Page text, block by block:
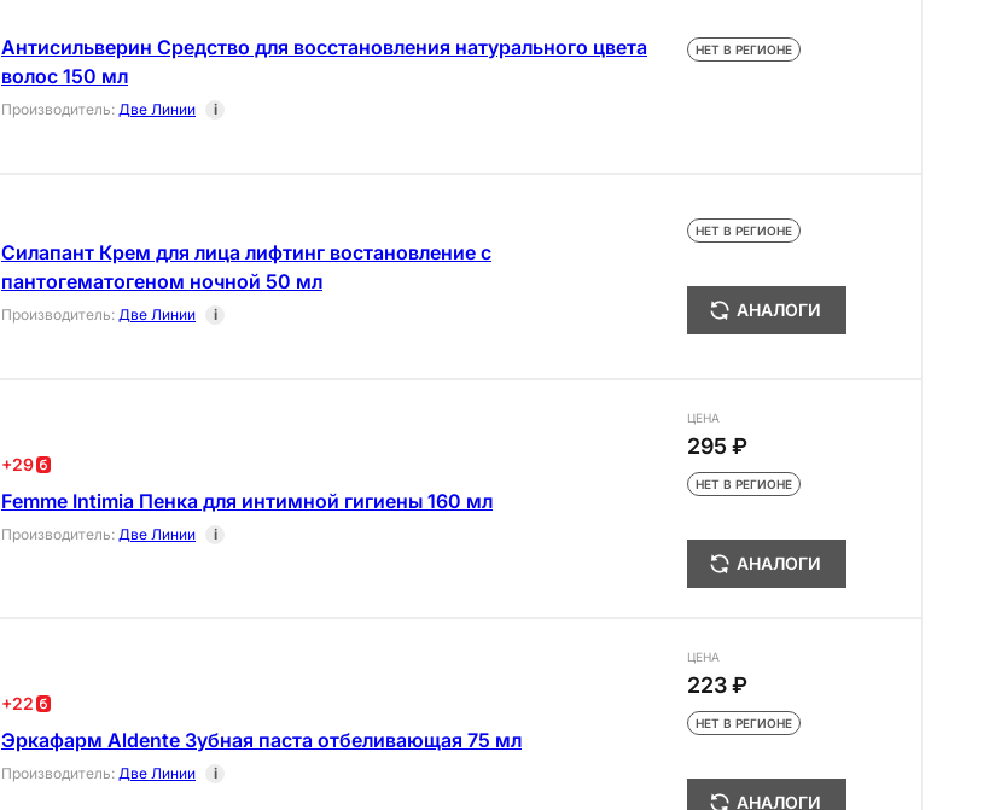
Антисильверин Средство для восстановления натурального цвета
волос 150 мл
Производитель: Две Линии i
НЕТ В РЕГИОНЕ
Силапант Крем для лица лифтинг востановление с
пантогематогеном ночной 50 мл
Производитель: Две Линии i
НЕТ В РЕГИОНЕ
АНАЛОГИ
+29
Femme Intimia Пенка для интимной гигиены 160 мл
Производитель: Две Линии i
ЦЕНА
295 ₽
НЕТ В РЕГИОНЕ
АНАЛОГИ
+22
Эркафарм Aldente Зубная паста отбеливающая 75 мл
Производитель: Две Линии i
ЦЕНА
223 ₽
НЕТ В РЕГИОНЕ
АНАЛОГИ